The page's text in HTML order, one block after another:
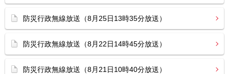
防災行政無線放送（8月25日13時35分放送）
防災行政無線放送（8月22日14時45分放送）
防災行政無線放送（8月21日10時40分放送）